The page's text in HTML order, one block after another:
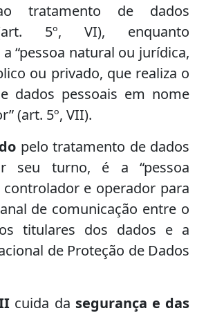
tratamento de dados
5º, VI), enquanto
“pessoa natural ou jurídica,
ou privado, que realiza o
dados pessoais em nome
(art. 5º, VII).
pelo tratamento de dados
seu turno, é a “pessoa
e operador para
de comunicação entre o
titulares dos dados e a
de Proteção de Dados
cuida da segurança e das